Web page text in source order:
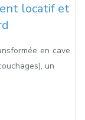
locatif et
en cave
un